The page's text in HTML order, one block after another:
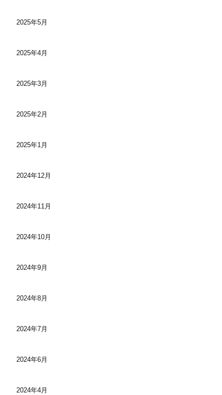
2025年5月
2025年4月
2025年3月
2025年2月
2025年1月
2024年12月
2024年11月
2024年10月
2024年9月
2024年8月
2024年7月
2024年6月
2024年4月